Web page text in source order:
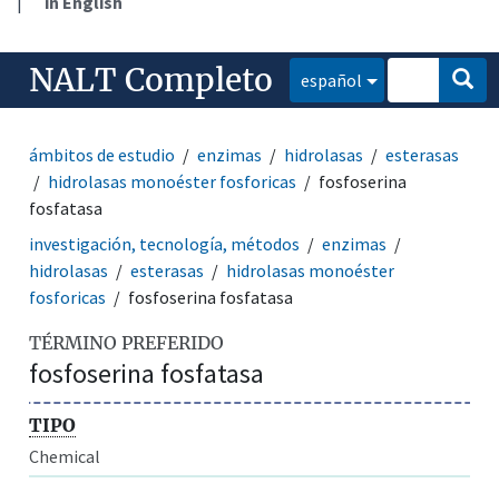
NALT Completo español
ámbitos de estudio enzimas hidrolasas
esterasas
hidrolasas monoéster fosforicas
fosfoserina
fosfatasa
investigación, tecnología, métodos
enzimas
hidrolasas
esterasas
hidrolasas monoéster
fosforicas
fosfoserina fosfatasa
TÉRMINO PREFERIDO
fosfoserina fosfatasa
TIPO
Chemical